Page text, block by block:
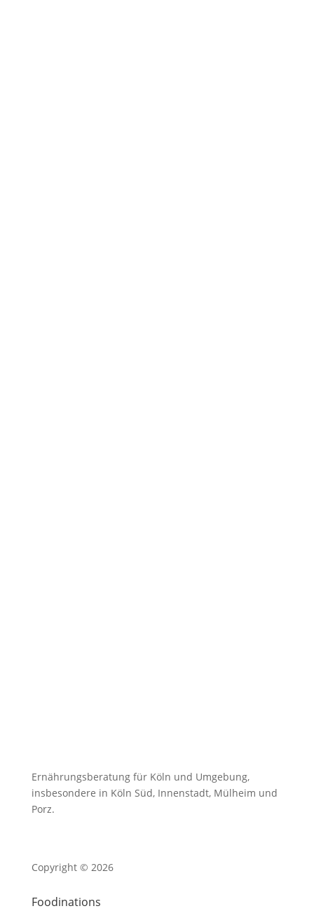
Ernährungsberatung für Köln und Umgebung,
insbesondere in Köln Süd, Innenstadt, Mülheim und
Porz.
Copyright © 2026
Foodinations